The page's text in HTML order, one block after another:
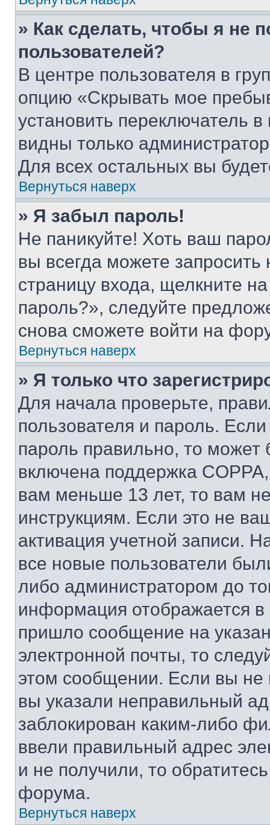
» Как сделать, чтобы я не
пользователей?
В центре пользователя в
опцию «Скрывать мое
установить переключатель
видны только
Для всех остальных вы
Вернуться наверх
» Я забыл пароль!
Не паникуйте! Хоть ваш
вы всегда можете
страницу входа, щелкните
пароль?», следуйте
снова сможете войти на
Вернуться наверх
» Я только что
Для начала проверьте,
пользователя и пароль.
пароль правильно, то может
включена поддержка
вам меньше 13 лет, то вам
инструкциям. Если это не
активация учетной записи.
все новые пользователи
либо администратором до
информация отображается
пришло сообщение на
электронной почты, то
этом сообщении. Если вы
вы указали неправильный
заблокирован каким-либо
ввели правильный адрес
и не получили, то
форума.
Вернуться наверх